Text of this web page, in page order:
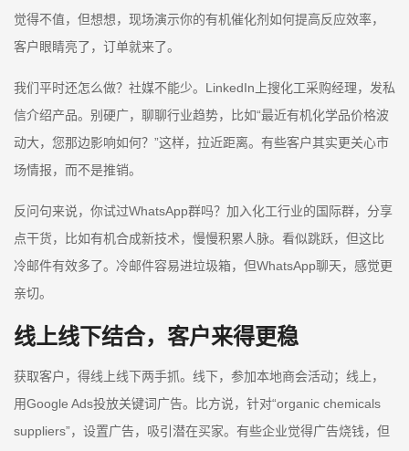
觉得不值，但想想，现场演示你的有机催化剂如何提高反应效率，
客户眼睛亮了，订单就来了。
我们平时还怎么做？社媒不能少。LinkedIn上搜化工采购经理，发私
信介绍产品。别硬广，聊聊行业趋势，比如“最近有机化学品价格波
动大，您那边影响如何？”这样，拉近距离。有些客户其实更关心市
场情报，而不是推销。
反问句来说，你试过WhatsApp群吗？加入化工行业的国际群，分享
点干货，比如有机合成新技术，慢慢积累人脉。看似跳跃，但这比
冷邮件有效多了。冷邮件容易进垃圾箱，但WhatsApp聊天，感觉更
亲切。
线上线下结合，客户来得更稳
获取客户，得线上线下两手抓。线下，参加本地商会活动；线上，
用Google Ads投放关键词广告。比方说，针对“organic chemicals
suppliers”，设置广告，吸引潜在买家。有些企业觉得广告烧钱，但